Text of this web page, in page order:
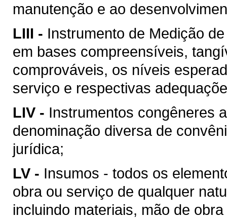
manutenção e ao
LIII - Instrumento de Medição
em bases compreensíveis,
comprováveis, os níveis
serviço e respectivas
LIV - Instrumentos congêneres
denominação diversa de
jurídica;
LV - Insumos - todos os
obra ou serviço de qualquer
incluindo materiais, mão de